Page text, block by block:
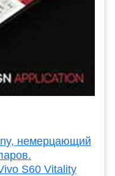
немерцающий
S60 Vitality